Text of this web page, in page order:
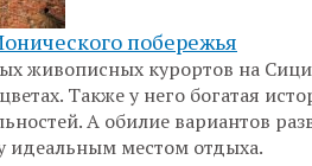
побережья
живописных курортов на
Также у него богатая
А обилие вариантов
идеальным местом отдыха.